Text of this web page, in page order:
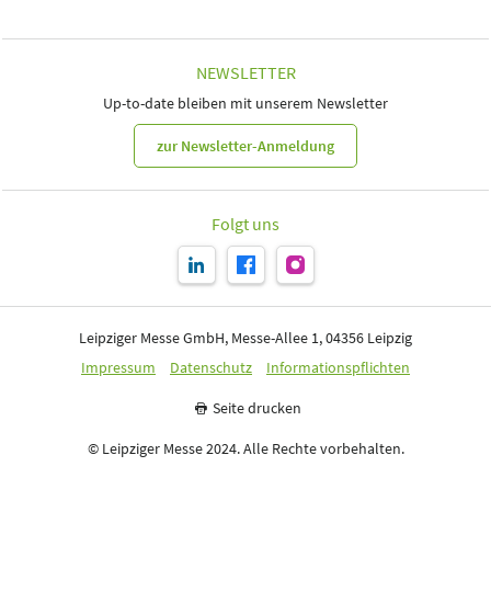
NEWSLETTER
Up-to-date bleiben mit unserem Newsletter
zur Newsletter-Anmeldung
Folgt uns
Leipziger Messe GmbH, Messe-Allee 1, 04356 Leipzig
Impressum
Datenschutz Informationspflichten
Seite drucken
© Leipziger Messe 2024. Alle Rechte vorbehalten.